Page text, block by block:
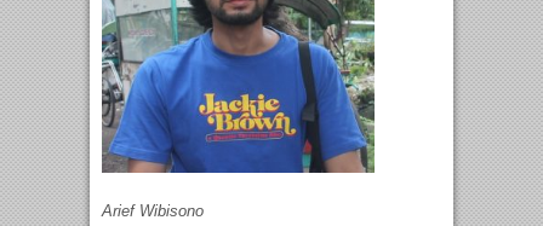
Arief Wibisono